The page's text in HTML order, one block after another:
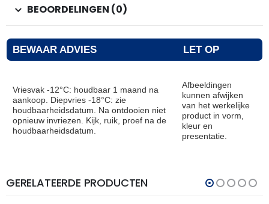
BEOORDELINGEN (0)
BEWAAR ADVIES LET OP
Vriesvak -12°C: houdbaar 1 maand na
aankoop. Diepvries -18°C: zie
houdbaarheidsdatum. Na ontdooien niet
opnieuw invriezen. Kijk, ruik, proef na de
houdbaarheidsdatum.
Afbeeldingen
kunnen afwijken
van het werkelijke
product in vorm,
kleur en
presentatie.
GERELATEERDE PRODUCTEN
THT:
30-